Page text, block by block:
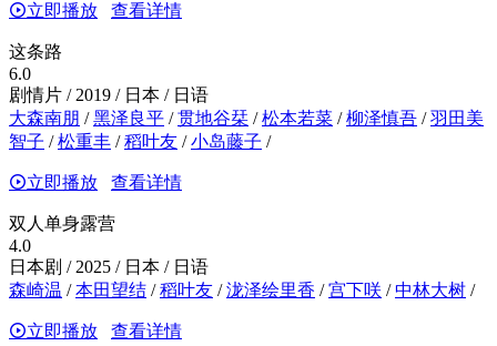
立即播放 查看详情
这条路
6.0
剧情片 / 2019 / 日本 / 日语
大森南朋 /黑泽良平 /贯地谷栞 /松本若菜 /柳泽慎吾 /羽田美
智子 /松重丰 /稻叶友 /小岛藤子 /
立即播放 查看详情
双人单身露营
4.0
日本剧 / 2025 / 日本 / 日语
森崎温 /本田望结 /稻叶友 /泷泽绘里香 /宫下咲 /中林大树 /
立即播放 查看详情